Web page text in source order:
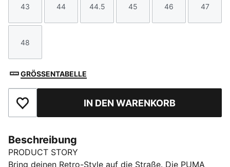
Größe
43
Größe
44
Größe
44.5
Größe
45
Größe
46
Größe
47
Größe
48
GRÖSSENTABELLE
Zu Favoriten hinzufügenIN DEN WARENKORB
Beschreibung
PRODUCT STORY
Bring deinen Retro-Style auf die Straße. Die PUMA